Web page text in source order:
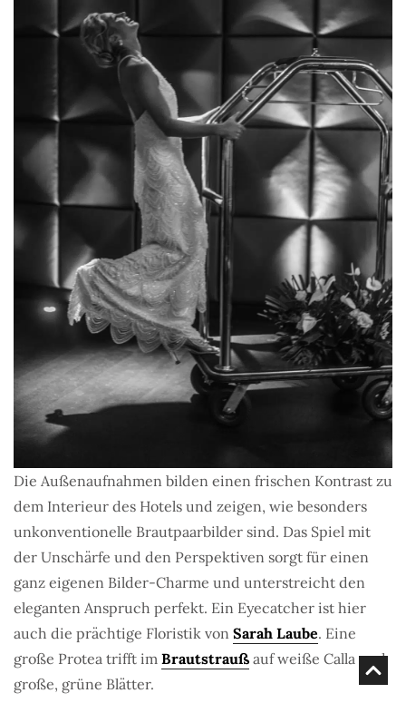
Die Außenaufnahmen bilden einen frischen Kontrast zu
dem Interieur des Hotels und zeigen, wie besonders
unkonventionelle Brautpaarbilder sind. Das Spiel mit
der Unschärfe und den Perspektiven sorgt für einen
ganz eigenen Bilder-Charme und unterstreicht den
eleganten Anspruch perfekt. Ein Eyecatcher ist hier
auch die prächtige Floristik von Sarah Laube. Eine
große Protea trifft im Brautstrauß auf weiße Calla und
große, grüne Blätter.